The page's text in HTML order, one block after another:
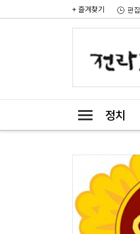
+ 즐겨찾기
정치